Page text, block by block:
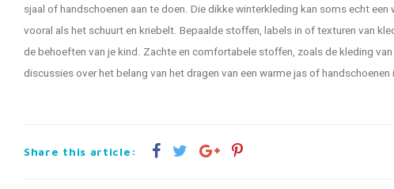
sjaal of handschoenen aan te doen. Die dikke winterkleding kan soms echt
vooral als het schuurt en kriebelt. Bepaalde stoffen, labels in of texturen van
de behoeften van je kind. Zachte en comfortabele stoffen, zoals de kleding van
discussies over het belang van het dragen van een warme jas of
Share this article: